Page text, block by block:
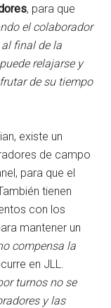
, para que
el colaborador
final de la
relajarse y
de su tiempo
existe un
de campo
para que el
tienen
con los
mantener un
compensa la
en JLL.
turnos no se
y las